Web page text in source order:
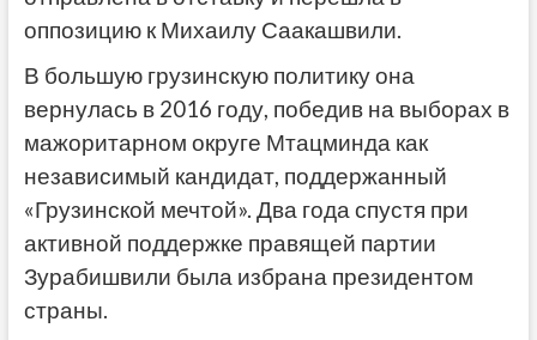
оппозицию к Михаилу Саакашвили.
В большую грузинскую политику она
вернулась в 2016 году, победив на выборах в
мажоритарном округе Мтацминда как
независимый кандидат, поддержанный
«Грузинской мечтой». Два года спустя при
активной поддержке правящей партии
Зурабишвили была избрана президентом
страны.